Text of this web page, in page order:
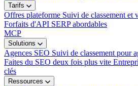
Tarifs
Offres plateforme Suivi de classement et
Forfaits d'API SERP abordables
MCP
Solutions
Agences SEO Suivi de classement pour
Faites du SEO deux fois plus vite
clés
Ressources